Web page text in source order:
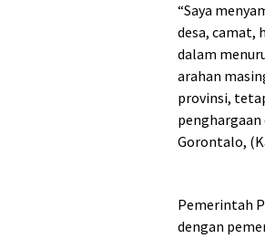
“Saya
desa, camat,
dalam
arahan
provinsi,
penghargaan
Gorontalo,
Pemerintah
dengan